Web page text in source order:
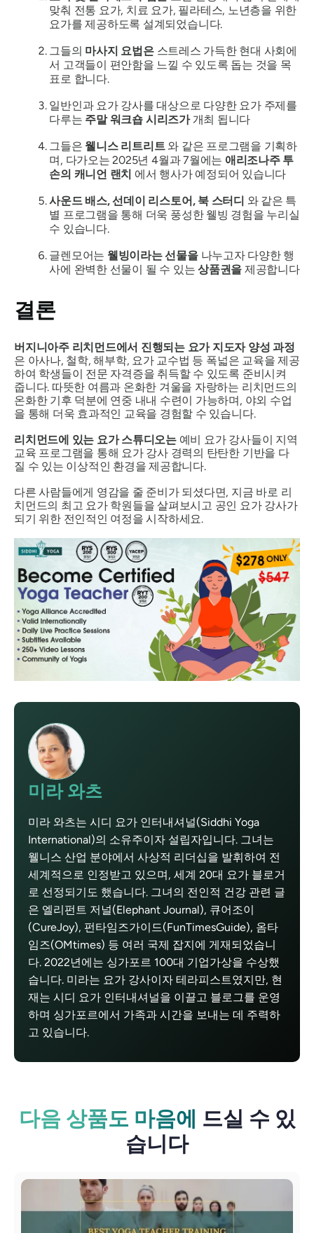
맞춰 전통 요가, 치료 요가, 필라테스, 노년층을 위한
요가를 제공하도록 설계되었습니다.
그들의 마사지 요법은스트레스 가득한 현대 사회에
서 고객들이 편안함을 느낄 수 있도록 돕는 것을 목
표로 합니다.
일반인과 요가 강사를 대상으로 다양한 요가 주제를
다루는 주말 워크숍 시리즈가개최 됩니다
그들은 웰니스 리트리트 와 같은 프로그램을 기획하
며, 다가오는 2025년 4월과 7월에는 애리조나주 투
손의 캐니언 랜치 에서 행사가 예정되어 있습니다
사운드 배스, 선데이 리스토어, 북 스터디 와 같은 특
별 프로그램을 통해 더욱 풍성한 웰빙 경험을 누리실
수 있습니다.
글렌모어는 웰빙이라는 선물을나누고자 다양한 행
사에 완벽한 선물이 될 수 있는상품권을 제공합니다
결론
버지니아주 리치먼드에서 진행되는 요가 지도자 양성 과정
은 아사나, 철학, 해부학, 요가 교수법 등 폭넓은 교육을 제공
하여 학생들이 전문 자격증을 취득할 수 있도록 준비시켜
줍니다. 따뜻한 여름과 온화한 겨울을 자랑하는 리치먼드의
온화한 기후 덕분에 연중 내내 수련이 가능하며, 야외 수업
을 통해 더욱 효과적인 교육을 경험할 수 있습니다.
리치먼드에 있는 요가 스튜디오는 예비 요가 강사들이 지역
교육 프로그램을 통해 요가 강사 경력의 탄탄한 기반을 다
질 수 있는 이상적인 환경을 제공합니다.
다른 사람들에게 영감을 줄 준비가 되셨다면, 지금 바로 리
치먼드의 최고 요가 학원들을 살펴보시고 공인 요가 강사가
되기 위한 전인적인 여정을 시작하세요.
미라 와츠
미라 와츠는 시디 요가 인터내셔널(Siddhi Yoga
International)의 소유주이자 설립자입니다. 그녀는
웰니스 산업 분야에서 사상적 리더십을 발휘하여 전
세계적으로 인정받고 있으며, 세계 20대 요가 블로거
로 선정되기도 했습니다. 그녀의 전인적 건강 관련 글
은 엘리펀트 저널(Elephant Journal), 큐어조이
(CureJoy), 펀타임즈가이드(FunTimesGuide), 옴타
임즈(OMtimes) 등 여러 국제 잡지에 게재되었습니
다. 2022년에는 싱가포르 100대 기업가상을 수상했
습니다. 미라는 요가 강사이자 테라피스트였지만, 현
재는 시디 요가 인터내셔널을 이끌고 블로그를 운영
하며 싱가포르에서 가족과 시간을 보내는 데 주력하
고 있습니다.
다음 상품도 마음에 드실 수 있
습니다